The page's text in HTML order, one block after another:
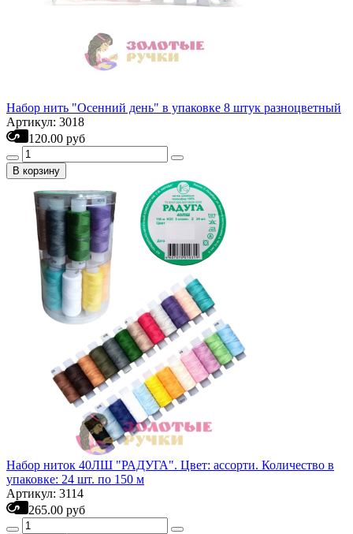
Набор нить "Осенний день" в упаковке 8 штук разноцветный
Артикул: 3018
120.00 руб
В корзину
Набор ниток 40ЛШ "РАДУГА". Цвет: ассорти. Количество в
упаковке: 24 шт. по 150 м
Артикул: 3114
265.00 руб